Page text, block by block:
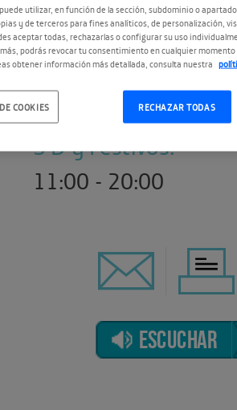
M X J V :
10:00 - 20:00
S D y Festivos:
11:00 - 20:00
ESCUCHAR
utilizar, en función de la sección, subdominio o
y de terceros para fines analíticos, de personalización,
aceptar todas, rechazarlas o configurar su uso
podrás revocar tu consentimiento en cualquier momento
obtener información más detallada, consulta nuestra
RECHAZAR TODAS
COOKIES